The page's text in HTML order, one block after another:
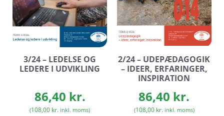
3/24 – LEDELSE OG
LEDERE I UDVIKLING
86,40 kr.
(108,00 kr. inkl. moms)
2/24 – UDEPÆDAGOGIK
– IDEER, ERFARINGER,
INSPIRATION
86,40 kr.
(108,00 kr.inkl. moms)